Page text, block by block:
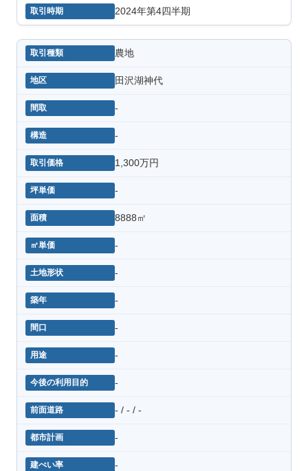
2024年第4四半期
農地
田沢湖神代
-
-
1,300万円
-
8888㎡
-
-
-
-
-
-
- / - / -
-
-